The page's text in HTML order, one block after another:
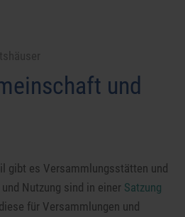
und
gibt es Versammlungsstätten und
Nutzung sind in einer Satzung
für Versammlungen und